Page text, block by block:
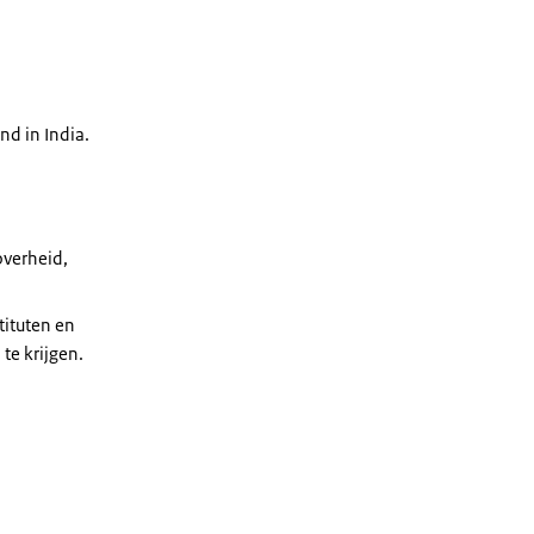
in India.
en
te krijgen.